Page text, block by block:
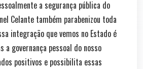
a segurança pública do
Celante também parabenizou toda
integração que vemos no Estado é
governança pessoal do nosso
positivos e possibilita essas